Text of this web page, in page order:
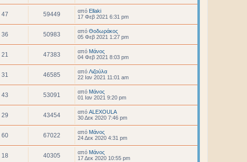
47 59449 από Ellaki
17 Φεβ 2021 6:31 pm
36 50983 από Θοδωράκος
05 Φεβ 2021 1:27 pm
21 47383 από Μάνος
04 Φεβ 2021 8:03 pm
31 46585 από Λιζούλα
22 Ιαν 2021 11:01 am
43 53091 από Μάνος
01 Ιαν 2021 9:20 pm
29 43454 από ALEXOULA
30 Δεκ 2020 7:46 pm
60 67022 από Μάνος
24 Δεκ 2020 4:31 pm
18 40305 από Μάνος
17 Δεκ 2020 10:55 pm